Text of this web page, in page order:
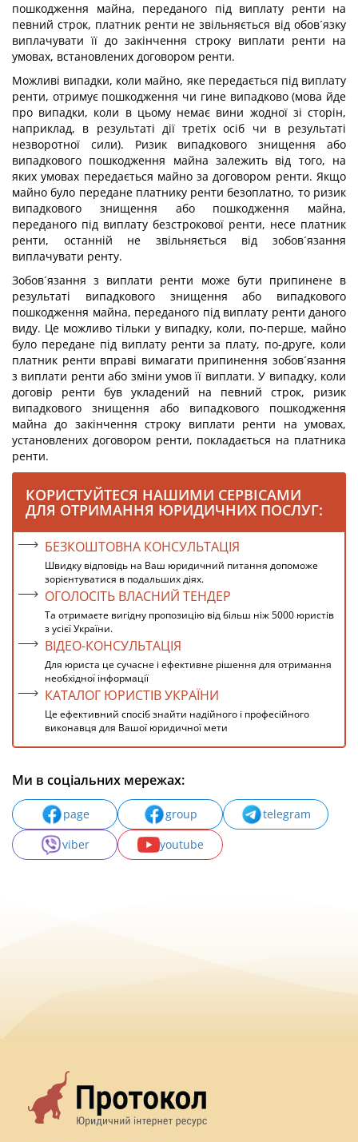
пошкодження майна, переданого під виплату ренти на
певний строк, платник ренти не звільняється від обов´язку
виплачувати її до закінчення строку виплати ренти на
умовах, встановлених договором ренти.
Можливі випадки, коли майно, яке передається під виплату
ренти, отримує пошкодження чи гине випадково (мова йде
про випадки, коли в цьому немає вини жодної зі сторін,
наприклад, в результаті дії третіх осіб чи в результаті
незворотної сили). Ризик випадкового знищення або
випадкового пошкодження майна залежить від того, на
яких умовах передається майно за договором ренти. Якщо
майно було передане платнику ренти безоплатно, то ризик
випадкового знищення або пошкодження майна,
переданого під виплату безстрокової ренти, несе платник
ренти, останній не звільняється від зобов´язання
виплачувати ренту.
Зобов´язання з виплати ренти може бути припинене в
результаті випадкового знищення або випадкового
пошкодження майна, переданого під виплату ренти даного
виду. Це можливо тільки у випадку, коли, по-перше, майно
було передане під виплату ренти за плату, по-друге, коли
платник ренти вправі вимагати припинення зобов´язання
з виплати ренти або зміни умов її виплати. У випадку, коли
договір ренти був укладений на певний строк, ризик
випадкового знищення або випадкового пошкодження
майна до закінчення строку виплати ренти на умовах,
установлених договором ренти, покладається на платника
ренти.
КОРИСТУЙТЕСЯ НАШИМИ СЕРВІСАМИ
ДЛЯ ОТРИМАННЯ ЮРИДИЧНИХ ПОСЛУГ:
БЕЗКОШТОВНА КОНСУЛЬТАЦІЯ
Швидку відповідь на Ваш юридичний питання допоможе
зорієнтуватися в подальших діях.
ОГОЛОСІТЬ ВЛАСНИЙ ТЕНДЕР
Та отримаєте вигідну пропозицію від більш ніж 5000 юристів
з усієї України.
ВІДЕО-КОНСУЛЬТАЦІЯ
Для юриста це сучасне і ефективне рішення для отримання
необхідної інформації
КАТАЛОГ ЮРИСТІВ УКРАЇНИ
Це ефективний спосіб знайти надійного і професійного
виконавця для Вашої юридичної мети
Ми в соціальних мережах:
page group
telegram
viber
youtube